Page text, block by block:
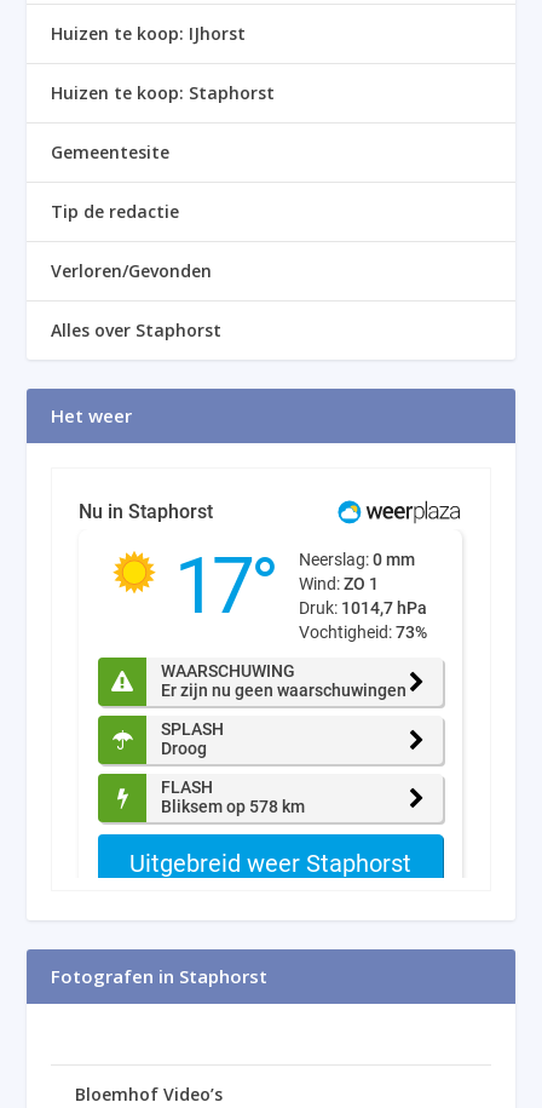
Huizen te koop: IJhorst
Huizen te koop: Staphorst
Gemeentesite
Tip de redactie
Verloren/Gevonden
Alles over Staphorst
Het weer
Fotografen in Staphorst
Bloemhof Video’s